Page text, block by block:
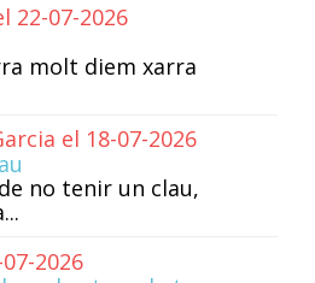
22-07-2026
molt diem xarra
el 18-07-2026
no tenir un clau,
2026